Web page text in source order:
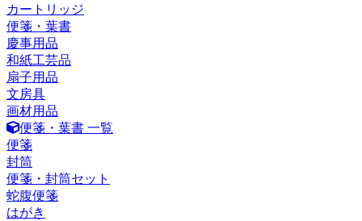
カートリッジ
便箋・葉書
慶事用品
和紙工芸品
扇子用品
文房具
画材用品
便箋・葉書 一覧
便箋
封筒
便箋・封筒セット
蛇腹便箋
はがき